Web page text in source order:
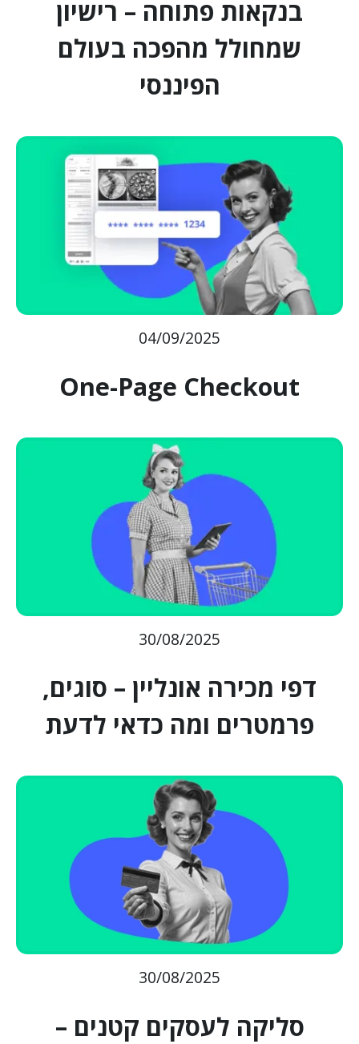
בנקאות פתוחה – רישיון
שמחולל מהפכה בעולם
הפיננסי
04/09/2025
One-Page Checkout
30/08/2025
דפי מכירה אונליין – סוגים,
פרמטרים ומה כדאי לדעת
30/08/2025
סליקה לעסקים קטנים –